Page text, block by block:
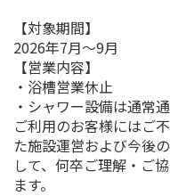
【対象期間】
2026年7月〜9月
【営業内容】
・浴槽営業休止
・シャワー設備は通常
ご利用のお客様にはご
た施設運営および今後
して、何卒ご理解・ご
ます。